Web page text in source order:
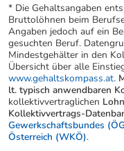
* Die Gehaltsangaben
Bruttolöhnen beim
Angaben jedoch auf ein
gesuchten Beruf.
Mindestgehälter in den
Übersicht über alle
www.gehaltskompass.at.
lt. typisch anwendbaren
kollektivvertraglichen
Kollektivvertrags-
Gewerkschaftsbundes
Österreich (WKÖ).